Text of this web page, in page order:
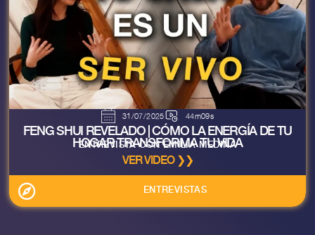
31/07/2025 44m09s
FENG SHUI REVELADO | CÓMO LA ENERGÍA DE TU
HOGAR TRANSFORMA TU VIDA
ENTREVISTA CON EMILIA MEDINA
VER VIDEO ❯❯
ENTREVISTAS